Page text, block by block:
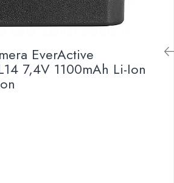
EverActive
7,4V 1100mAh Li-Ion